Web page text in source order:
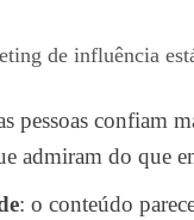
de influência
pessoas confiam
admiram do que
: o conteúdo